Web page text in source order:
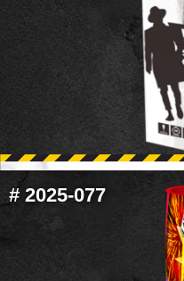
# 2025-077